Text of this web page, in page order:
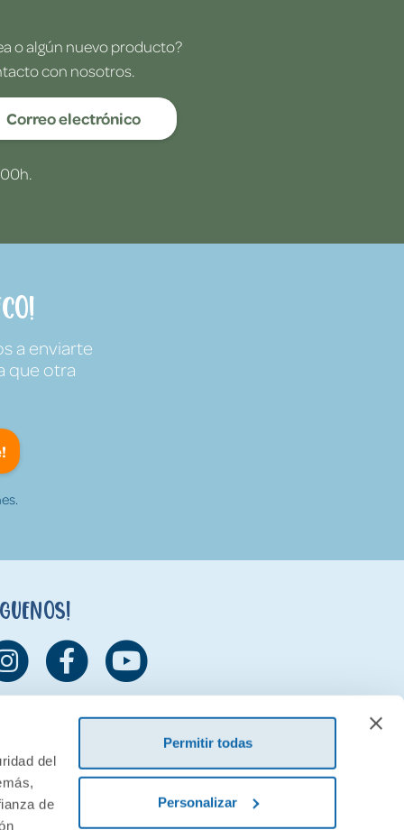
del
de
Permitir todas
Personalizar
o algún nuevo producto?
con nosotros.
Correo electrónico
a enviarte
que otra